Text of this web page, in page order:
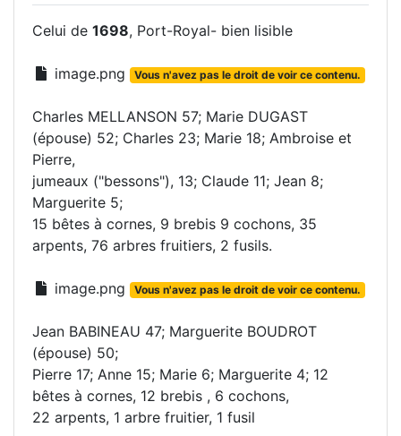
Celui de 1698, Port-Royal- bien lisible
image.png Vous n'avez pas le droit de voir ce contenu.
Charles MELLANSON 57; Marie DUGAST
(épouse) 52; Charles 23; Marie 18; Ambroise et
Pierre,
jumeaux ("bessons"), 13; Claude 11; Jean 8;
Marguerite 5;
15 bêtes à cornes, 9 brebis 9 cochons, 35
arpents, 76 arbres fruitiers, 2 fusils.
image.png Vous n'avez pas le droit de voir ce contenu.
Jean BABINEAU 47; Marguerite BOUDROT
(épouse) 50;
Pierre 17; Anne 15; Marie 6; Marguerite 4; 12
bêtes à cornes, 12 brebis , 6 cochons,
22 arpents, 1 arbre fruitier, 1 fusil